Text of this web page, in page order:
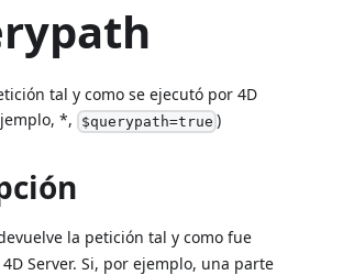
tal y como se ejecutó por 4D
*, $querypath=true )
la petición tal y como fue
Server. Si, por ejemplo, una parte